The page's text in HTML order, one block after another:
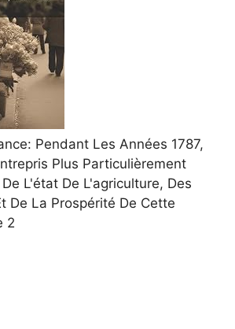
Pendant Les Années 1787,
Plus Particulièrement
L'état De L'agriculture, Des
De La Prospérité De Cette
2